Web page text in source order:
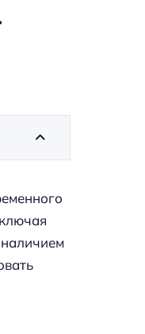
наличием